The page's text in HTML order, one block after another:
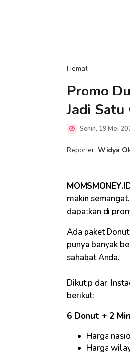
Hemat
Promo
Jadi Satu
Senin, 19 Mei
Reporter: Widya
makin
dapatkan di
Ada paket
punya banyak
sahabat Anda.
Dikutip dari
berikut:
6 Donut + 2
Harga
Harga